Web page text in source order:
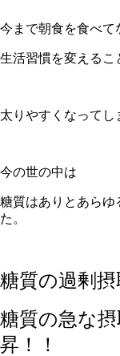
今まで朝食を食べて
生活習慣を変えるこ
太りやすくなってし
今の世の中は
糖質はありとあらゆ
た。
糖質の過剰摂
糖質の急な
昇！！